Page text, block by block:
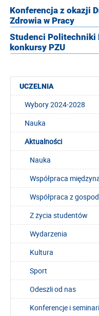
Konferencja z okazji
Zdrowia w Pracy
Studenci Politechniki
konkursy PZU
UCZELNIA
Wybory 2024-2028
Nauka
Aktualności
Nauka
Współpraca
Współpraca z
Z życia studentów
Wydarzenia
Kultura
Sport
Odeszli od nas
Konferencje i